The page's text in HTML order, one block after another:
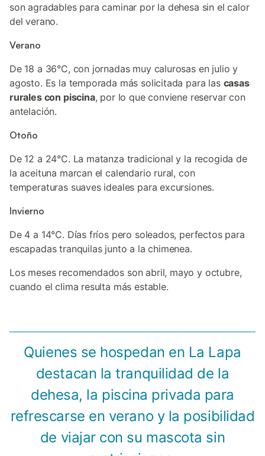
son agradables para caminar por la dehesa sin el calor
del verano.
Verano
De 18 a 36°C, con jornadas muy calurosas en julio y
agosto. Es la temporada más solicitada para las casas
rurales con piscina, por lo que conviene reservar con
antelación.
Otoño
De 12 a 24°C. La matanza tradicional y la recogida de
la aceituna marcan el calendario rural, con
temperaturas suaves ideales para excursiones.
Invierno
De 4 a 14°C. Días fríos pero soleados, perfectos para
escapadas tranquilas junto a la chimenea.
Los meses recomendados son abril, mayo y octubre,
cuando el clima resulta más estable.
Quienes se hospedan en La Lapa
destacan la tranquilidad de la
dehesa, la piscina privada para
refrescarse en verano y la posibilidad
de viajar con su mascota sin